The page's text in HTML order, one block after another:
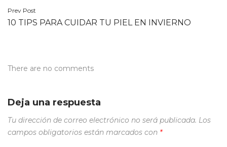
Navegación
de
Prev Post
10 TIPS PARA CUIDAR TU PIEL EN INVIERNO
There are no comments
Deja una respuesta
Tu dirección de correo electrónico no será publicada. Los
campos obligatorios están marcados con *